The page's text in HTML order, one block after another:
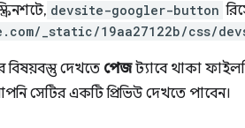
devsite-googler-button
_static/19aa27122b/css/
দেখতে পেজট্যাবে থাকা
সেটির একটি প্রিভিউ দেখতে পাবেন।